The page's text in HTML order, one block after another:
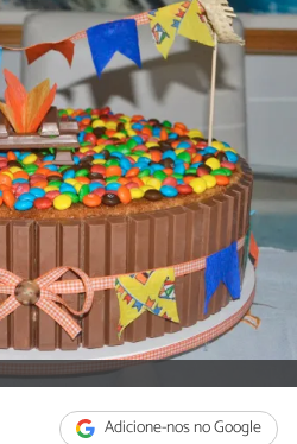
Adicione-nos no Google